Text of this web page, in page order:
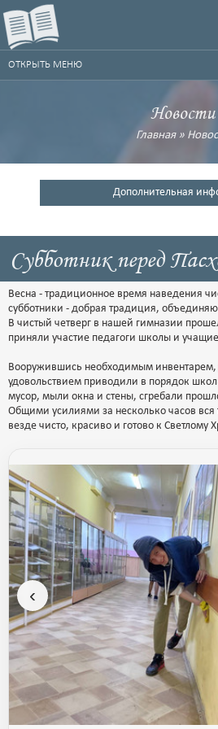
ОТКРЫТЬ МЕНЮ
Новости
Главная»
Дополнительная
Субботник перед
Весна - традиционное время наведения
субботники - добрая традиция,
В чистый четверг в нашей гимназии
приняли участие педагоги школы и
Вооружившись необходимым инвентарем,
удовольствием приводили в порядок
мусор, мыли окна и стены, сгребали
Общими усилиями за несколько часов вся
везде чисто, красиво и готово к Светлому
‹